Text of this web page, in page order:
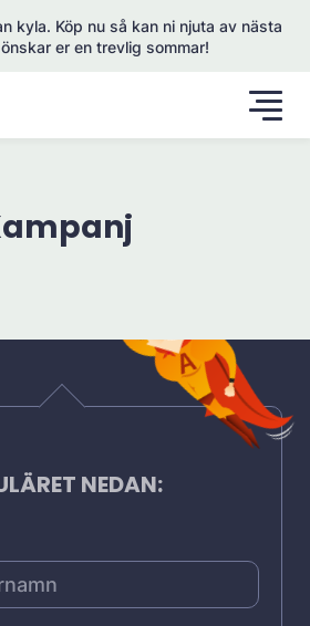
kyla. Köp nu så kan ni njuta av nästa
er en trevlig sommar!
NEDAN: